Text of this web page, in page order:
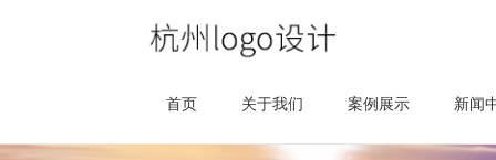
首页 关于我们 案例展示 新闻